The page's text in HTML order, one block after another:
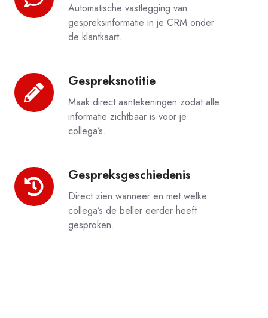
Automatische vastlegging van
gespreksinformatie in je CRMonder
de klantkaart.
Gespreksnotitie
Maak direct aantekeningen zodat alle
informatie zichtbaar is voor je
collega’s.
Gespreksnotitie
Gespreksgeschiedenis
Direct zien wanneer en met welke
collega’s de beller eerder heeft
gesproken.
Gespreksgeschiedenis